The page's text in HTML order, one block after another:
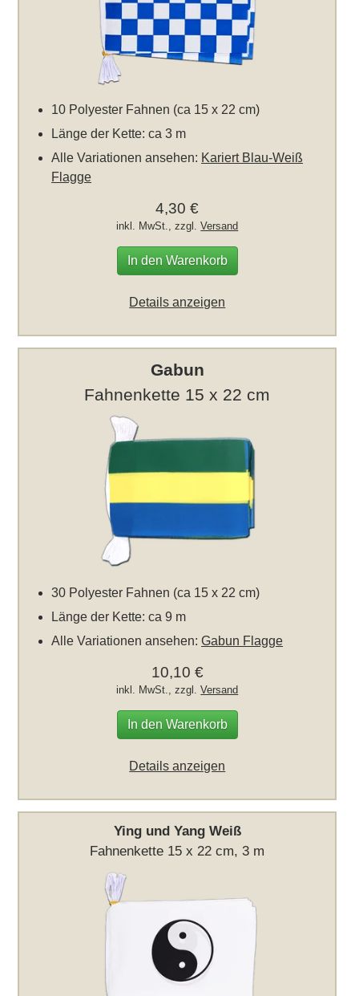
10 Polyester Fahnen (ca 15 x 22 cm)
Länge der Kette: ca 3 m
Alle Variationen ansehen: Kariert Blau-Weiß
Flagge
4,30 €
inkl. MwSt., zzgl.Versand
In den Warenkorb
Details anzeigen
Gabun
Fahnenkette 15 x 22 cm
30 Polyester Fahnen (ca 15 x 22 cm)
Länge der Kette: ca 9 m
Alle Variationen ansehen:Gabun Flagge
10,10 €
inkl. MwSt., zzgl.Versand
In den Warenkorb
Details anzeigen
Ying und Yang Weiß
Fahnenkette 15 x 22 cm, 3 m